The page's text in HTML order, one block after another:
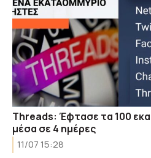
Threads: Έφτασε τα 100
μέσα σε 4 ημέρες
11/07 15:28